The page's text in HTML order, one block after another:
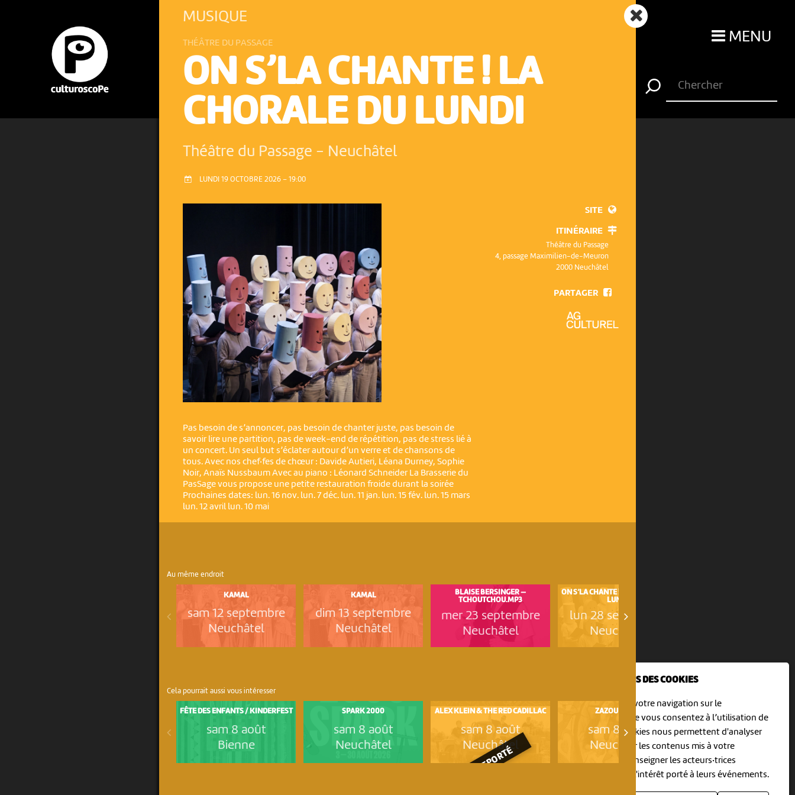
NOUS UTILISONS DES COOKIES
En poursuivant votre navigation sur le
culturoscoPe site vous consentez à l’utilisation de
cookies. Les cookies nous permettent d'analyser
le trafic, d’affiner les contenus mis à votre
disposition et renseigner les acteurs·trices
culturel·le·s sur l'intérêt porté à leurs événements.
MENU
LUNDI 19 OCTOBRE 2026 – 19:00
MUSIQUE
THÉÂTRE DU PASSAGE
ON S’LA CHANTE ! LA
CHORALE DU LUNDI
Théâtre du Passage - Neuchâtel
Pas besoin de s’annoncer, pas besoin de chanter juste, pas besoin de
savoir lire une partition, pas de week-end de répétition, pas de stress lié à
un concert. Un seul but s’éclater autour d’un verre et de chansons de
tous. Avec nos chef·fes de chœur : Davide Autieri, Léana Durney, Sophie
Noir, Anaïs Nussbaum Avec au piano : Léonard Schneider La Brasserie du
PasSage vous propose une petite restauration froide durant la soirée
Prochaines dates: lun. 16 nov. lun. 7 déc. lun. 11 jan. lun. 15 fév. lun. 15 mars
lun. 12 avril lun. 10 mai
SITE
ITINÉRAIRE
Théâtre du Passage
4, passage Maximilien-de-Meuron
2000 Neuchâtel
PARTAGER
Au même endroit
KAMAL
sam 12 septembre
Neuchâtel
KAMAL
dim 13 septembre
Neuchâtel
BLAISE BERSINGER —
TCHOUTCHOU.MP3
mer 23 septembre
Neuchâtel
ON S’LA CHANTE ! LA CHORALE DU
LUNDI
lun 28 septembre
Neuchâtel
Cela pourrait aussi vous intéresser
FÊTE DES ENFANTS / KINDERFEST
sam 8 août
Bienne
SPARK 2000
sam 8 août
Neuchâtel
ALEX KLEIN & THE RED CADILLAC
sam 8 août
Neuchâtel
REPORTÉ
ZAZOU HAÏFA
sam 8 août
Neuchâtel
sam 8 août
Môtiers